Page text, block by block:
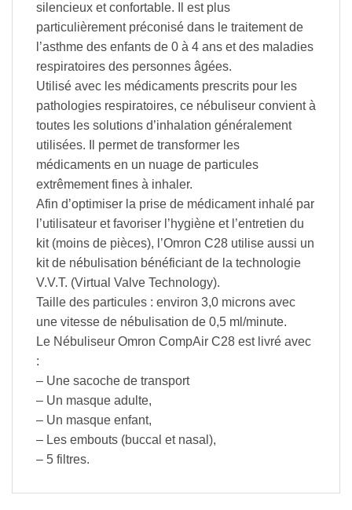
silencieux et confortable. Il est plus
particulièrement préconisé dans le traitement de
l’asthme des enfants de 0 à 4 ans et des maladies
respiratoires des personnes âgées.
Utilisé avec les médicaments prescrits pour les
pathologies respiratoires, ce nébuliseur convient à
toutes les solutions d’inhalation généralement
utilisées. Il permet de transformer les
médicaments en un nuage de particules
extrêmement fines à inhaler.
Afin d’optimiser la prise de médicament inhalé par
l’utilisateur et favoriser l’hygiène et l’entretien du
kit (moins de pièces), l’Omron C28 utilise aussi un
kit de nébulisation bénéficiant de la technologie
V.V.T. (Virtual Valve Technology).
Taille des particules : environ 3,0 microns avec
une vitesse de nébulisation de 0,5 ml/minute.
Le Nébuliseur Omron CompAir C28 est livré avec
:
– Une sacoche de transport
– Un masque adulte,
– Un masque enfant,
– Les embouts (buccal et nasal),
– 5 filtres.